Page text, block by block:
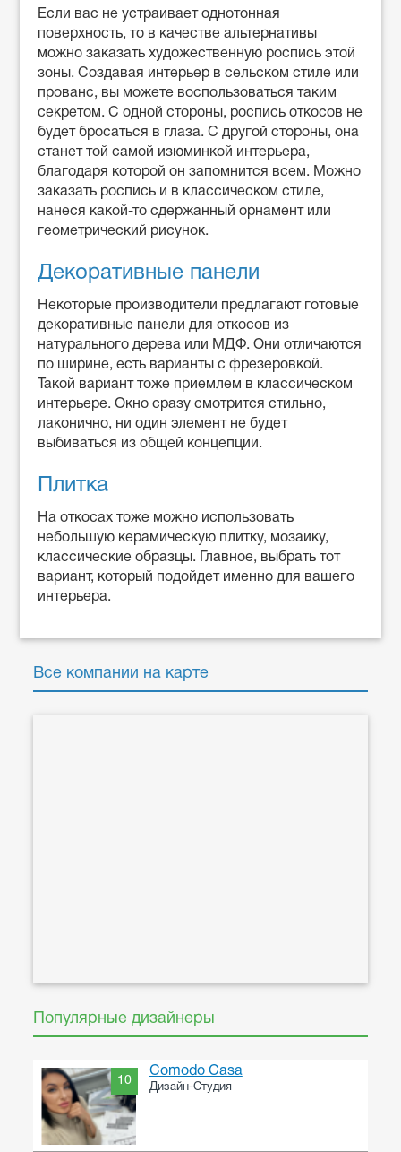
Если вас не устраивает однотонная
поверхность, то в качестве альтернативы
можно заказать художественную роспись этой
зоны. Создавая интерьер в сельском стиле или
прованс, вы можете воспользоваться таким
секретом. С одной стороны, роспись откосов не
будет бросаться в глаза. С другой стороны, она
станет той самой изюминкой интерьера,
благодаря которой он запомнится всем. Можно
заказать роспись и в классическом стиле,
нанеся какой-то сдержанный орнамент или
геометрический рисунок.
Декоративные панели
Некоторые производители предлагают готовые
декоративные панели для откосов из
натурального дерева или МДФ. Они отличаются
по ширине, есть варианты с фрезеровкой.
Такой вариант тоже приемлем в классическом
интерьере. Окно сразу смотрится стильно,
лаконично, ни один элемент не будет
выбиваться из общей концепции.
Плитка
На откосах тоже можно использовать
небольшую керамическую плитку, мозаику,
классические образцы. Главное, выбрать тот
вариант, который подойдет именно для вашего
интерьера.
Все компании на карте
Популярные дизайнеры
10
Comodo Casa
Дизайн-Студия